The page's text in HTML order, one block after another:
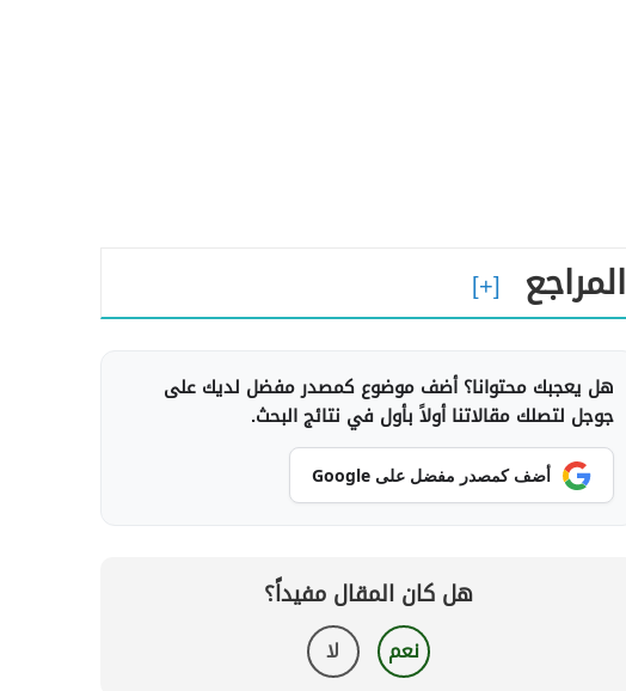
المراجع
هل يعجبك محتوانا؟ أضف موضوع كمصدر مفضل لديك على
جوجل لتصلك مقالاتنا أولاً بأول في نتائج البحث.
أضف كمصدر مفضل على Google
هل كان المقال مفيداً؟
نعم لا